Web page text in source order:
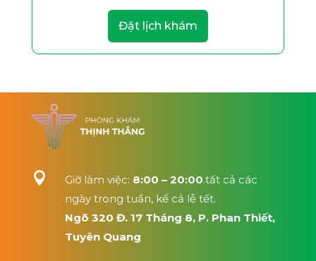
Đặt lịch khám
 Giờ làm việc: 8:00 – 20:00.tất cả các
ngày trong tuần, kể cả lễ tết.
Ngõ 320 Đ. 17 Tháng 8, P. Phan Thiết,
Tuyên Quang